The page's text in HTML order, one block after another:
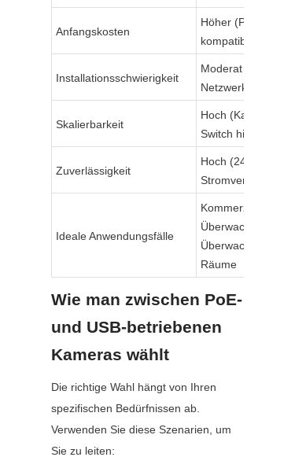
Anfangskosten
Höher (PoE-Switch
kompatible Kamera)
Installationsschwierigkeit
Moderat (benötigt
Skalierbarkeit
Hoch (Kameras
Switch hinzufügen)
Zuverlässigkeit
Hoch (24/7 stabile
Stromversorgung)
Ideale Anwendungsfälle
Kommerzielle
Überwachung,
Überwachung,
Räume
Wie man zwischen PoE-
und USB-betriebenen
Kameras wählt
Die richtige Wahl hängt von Ihren
spezifischen Bedürfnissen ab.
Verwenden Sie diese Szenarien, um
Sie zu leiten: